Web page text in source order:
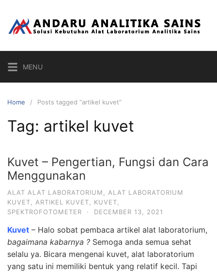
content
MENU
Home Posts tagged “artikel kuvet”
Tag: artikel kuvet
Kuvet – Pengertian, Fungsi dan Cara
Menggunakan
ALAT ALAT LABORATORIUM
ALAT LABORATORIUM
KUVET
ARTIKEL KUVET KUVET
SPEKTROFOTOMETER
· DECEMBER 13, 2021
Kuvet – Halo sobat pembaca artikel alat laboratorium,
bagaimana kabarnya ? Semoga anda semua sehat
selalu ya. Bicara mengenai kuvet, alat laboratorium
yang satu ini memiliki bentuk yang relatif kecil. Tapi